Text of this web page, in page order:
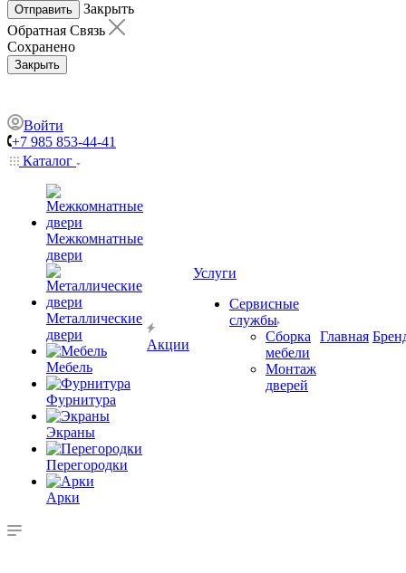
Отправить
Закрыть
Обратная Связь
Сохранено
Закрыть
Войти
+7 985 853-44-41
Каталог
Межкомнатные
двери
Металлические
двери
Мебель
Фурнитура
Экраны
Перегородки
Арки
Акции
Услуги
Сервисные
службы
Сборка
мебели
Монтаж
дверей
Главная